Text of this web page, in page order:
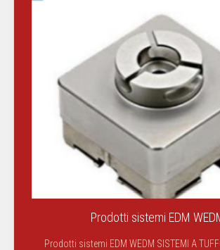
Prodotti sistemi EDM
Prodotti sistemi EDM WEDM SISTEMI A